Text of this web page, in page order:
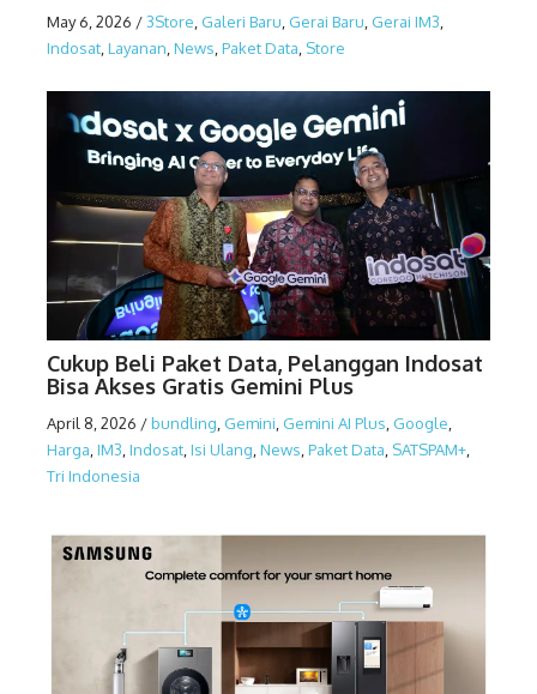
May 6, 2026 /3Store Galeri Baru Gerai Baru Gerai IM3
Indosat Layanan News Paket Data Store
Cukup Beli Paket Data, Pelanggan Indosat
Bisa Akses Gratis Gemini Plus
April 8, 2026 /bundling, Gemini, Gemini AI Plus, Google,
Harga,IM3,Indosat,Isi Ulang,News,Paket Data, SATSPAM+,
Tri Indonesia